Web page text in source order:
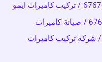
تركيب كاميرات مراقبة / 67676683 / شركة تركيب كاميرات